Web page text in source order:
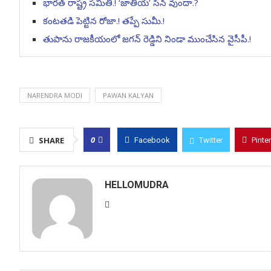
భారత్ రాష్ట్ర సమితి.! ‘జాతీయ’ సీన్ వుందా.?
కంటతడి పెట్టిన రోజా.! తప్పే సుమీ.!
తుపాను రాజకీయంలో జగన్ రెడ్డిని నిండా ముంచేసిన వైసీపీ.!
NARENDRA MODI PAWAN KALYAN
SHARE 0 Facebook Twitter
HELLOMUDRA